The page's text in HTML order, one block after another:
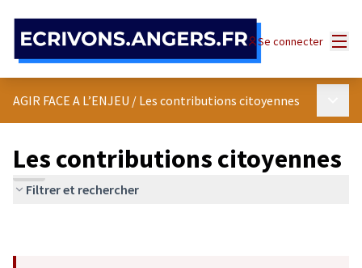
Se connecter
AGIR FACE A L’ENJEU / Les contributions citoyennes
Les contributions citoyennes
Filtrer et rechercher